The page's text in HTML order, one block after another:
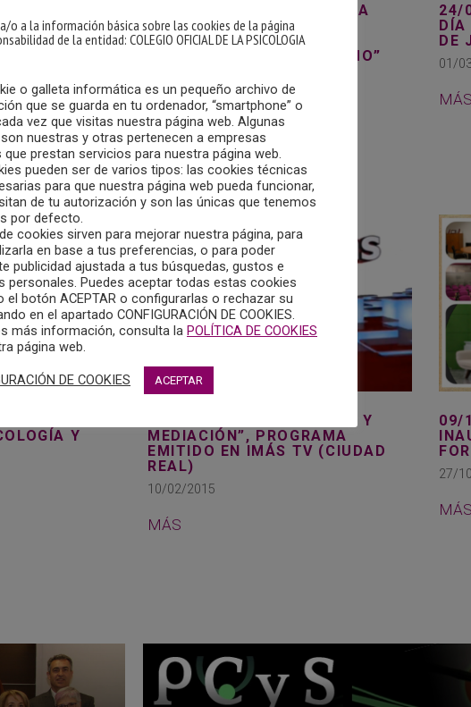
Y
DE LAS
EN LA
SUS
04/11/2016 – CONFERENCIA
INAUGURAL DEL PLAN DE
FORMACIÓN 2016-2017
“PSICOLOGÍA E INTRUSISMO”
MÁS
24/
DÍA
DE
01/
MÁS
Y
21/01/2015 – “CONFLICTO Y
MEDIACIÓN”, PROGRAMA
EMITIDO EN IMÁS TV (CIUDAD
REAL)
10/02/2015
MÁS
09/
27/
MÁS
o a la información básica sobre las cookies de la página
de la entidad: COLEGIO OFICIAL DE LA PSICOLOGIA
o galleta informática es un pequeño archivo de
que se guarda en tu ordenador, “smartphone” o
vez que visitas nuestra página web. Algunas
nuestras y otras pertenecen a empresas
que prestan servicios para nuestra página web.
pueden ser de varios tipos: las cookies técnicas
para que nuestra página web pueda funcionar,
de tu autorización y son las únicas que tenemos
por defecto.
cookies sirven para mejorar nuestra página, para
en base a tus preferencias, o para poder
publicidad ajustada a tus búsquedas, gustos e
personales. Puedes aceptar todas estas cookies
el botón ACEPTAR o configurarlas o rechazar su
en el apartado CONFIGURACIÓN DE COOKIES.
más información, consulta la POLÍTICA DE COOKIES
página web.
DE COOKIES ACEPTAR